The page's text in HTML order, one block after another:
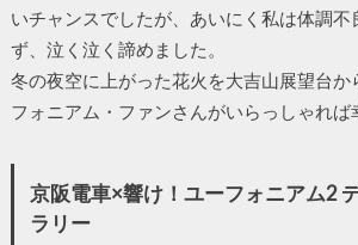
いチャンスでしたが、あいにく私は体調不
ず、泣く泣く諦めました。
冬の夜空に上がった花火を大吉山展望台か
フォニアム・ファンさんがいらっしゃれば
京阪電車×響け！ユーフォニアム2
ラリー